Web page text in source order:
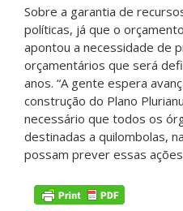
Sobre a garantia de
políticas, já que o
apontou a necessidade de
orçamentários que será
anos. “A gente espera
construção do Plano
necessário que todos os
destinadas a quilombolas,
possam prever essas